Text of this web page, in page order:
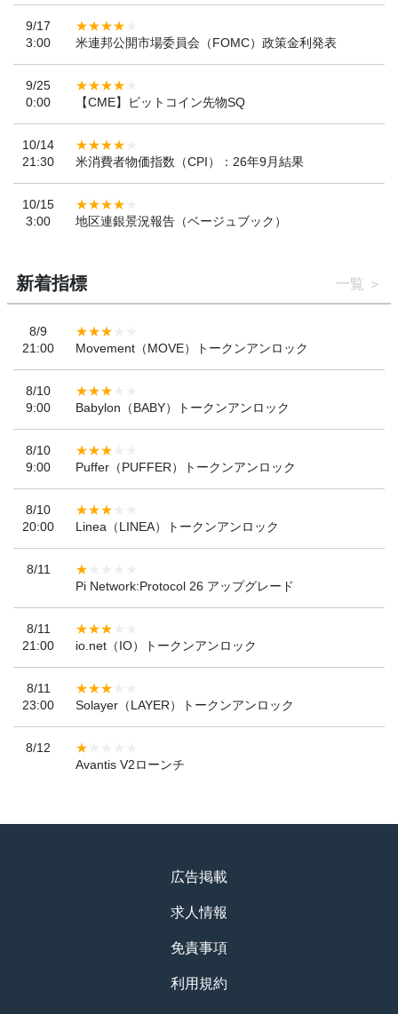
9/17
3:00
米連邦公開市場委員会（FOMC）政策金利発表
9/25
0:00
【CME】ビットコイン先物SQ
10/14
21:30
米消費者物価指数（CPI）：26年9月結果
10/15
3:00
地区連銀景況報告（ベージュブック）
新着指標 一覧
8/9
21:00
Movement（MOVE）トークンアンロック
8/10
9:00
Babylon（BABY）トークンアンロック
8/10
9:00
Puffer（PUFFER）トークンアンロック
8/10
20:00
Linea（LINEA）トークンアンロック
8/11
Pi Network:Protocol 26 アップグレード
8/11
21:00
io.net（IO）トークンアンロック
8/11
23:00
Solayer（LAYER）トークンアンロック
8/12
Avantis V2ローンチ
広告掲載
求人情報
免責事項
利用規約